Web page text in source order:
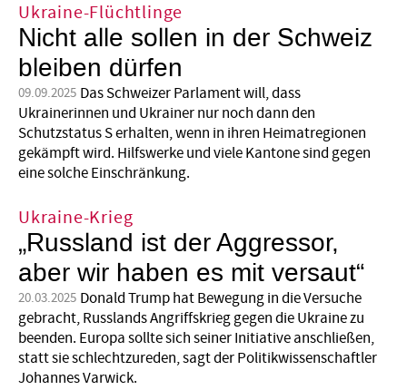
Ukraine-Flüchtlinge
Nicht alle sollen in der Schweiz
bleiben dürfen
09.09.2025 Das Schweizer Parlament will, dass
Ukrainerinnen und Ukrainer nur noch dann den
Schutzstatus S erhalten, wenn in ihren Heimatregionen
gekämpft wird. Hilfswerke und viele Kantone sind gegen
eine solche Einschränkung.
Ukraine-Krieg
„Russland ist der Aggressor,
aber wir haben es mit versaut“
20.03.2025 Donald Trump hat Bewegung in die Versuche
gebracht, Russlands Angriffskrieg gegen die Ukraine zu
beenden. Europa sollte sich seiner Initiative anschließen,
statt sie schlechtzureden, sagt der Politikwissenschaftler
Johannes Varwick.